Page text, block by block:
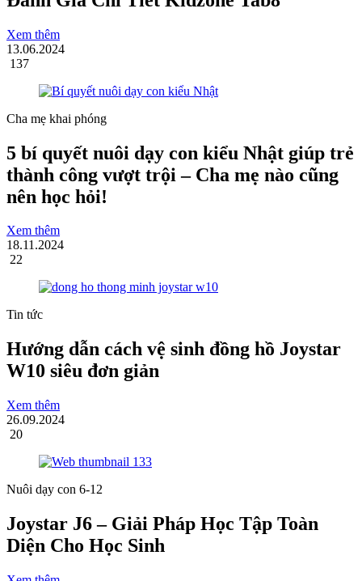
Xem thêm
13.06.2024
137
Cha mẹ khai phóng
5 bí quyết nuôi dạy con kiểu Nhật giúp trẻ
thành công vượt trội – Cha mẹ nào cũng
nên học hỏi!
Xem thêm
18.11.2024
22
Tin tức
Hướng dẫn cách vệ sinh đồng hồ Joystar
W10 siêu đơn giản
Xem thêm
26.09.2024
20
Nuôi dạy con 6-12
Joystar J6 – Giải Pháp Học Tập Toàn
Diện Cho Học Sinh